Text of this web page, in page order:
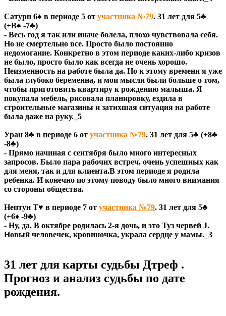
Сатурн 6♠ в периоде 5 от участника №79. 31 лет для 5♣
(+В♠ -7♣)
- Весь год я так или иначе болела, плохо чувствовала себя.
Но не смертельно все. Просто было постоянно
недомогание. Конкретно в этом периоде каких-либо кризов
не было, просто было как всегда не очень хорошо.
Неизменность на работе была да. Но к этому времени я уже
была глубоко беременна, и мои мысли были больше о том,
чтобы приготовить квартиру к рождению малыша. Я
покупала мебель, рисовала планировку, ездила в
строительные магазины и затихшая ситуация на работе
была даже на руку._5
Уран 8♣ в периоде 6 от участника №79. 31 лет для 5♣ (+8♣
-8♣)
- Прямо начиная с сентября было много интересных
запросов. Было пара рабочих встреч, очень успешных как
для меня, так и для клиента.В этом периоде я родила
ребенка. И конечно по этому поводу было много внимания
со стороны общества.
Нептун Т♥ в периоде 7 от участника №79. 31 лет для 5♣
(+6♦ -9♣)
- Ну, да. В октябре родилась 2-я дочь, и это Туз червей J.
Новый человечек, кровиночка, украла сердце у мамы._3
31 лет для карты судьбы Дтреф .
Прогноз и анализ судьбы по дате
рождения.